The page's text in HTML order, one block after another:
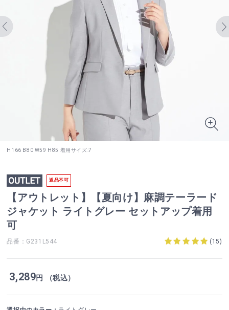
H166 B80 W59 H85 着用サイズ:7
返品不可
【アウトレット】【夏向け】麻調テーラード
ジャケット ライトグレー セットアップ着用
可
品番：G231L544 (15)
3,289円 （税込）